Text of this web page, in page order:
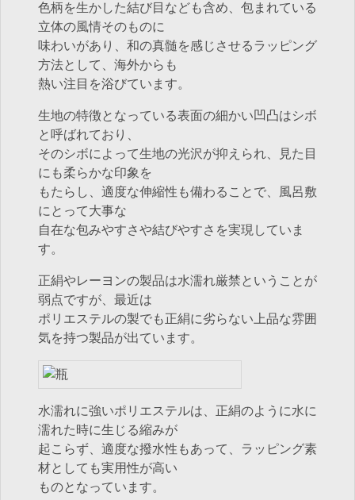
色柄を生かした結び目なども含め、包まれている
立体の風情そのものに
味わいがあり、和の真髄を感じさせるラッピング
方法として、海外からも
熱い注目を浴びています。
生地の特徴となっている表面の細かい凹凸はシボ
と呼ばれており、
そのシボによって生地の光沢が抑えられ、見た目
にも柔らかな印象を
もたらし、適度な伸縮性も備わることで、風呂敷
にとって大事な
自在な包みやすさや結びやすさを実現していま
す。
正絹やレーヨンの製品は水濡れ厳禁ということが
弱点ですが、最近は
ポリエステルの製でも正絹に劣らない上品な雰囲
気を持つ製品が出ています。
水濡れに強いポリエステルは、正絹のように水に
濡れた時に生じる縮みが
起こらず、適度な撥水性もあって、ラッピング素
材としても実用性が高い
ものとなっています。